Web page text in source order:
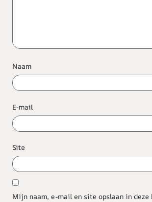
Naam
E-mail
Site
Mijn naam, e-mail en site opslaan in deze